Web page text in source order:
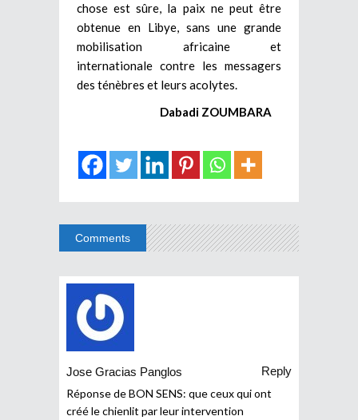
chose est sûre, la paix ne peut être
obtenue en Libye, sans une grande
mobilisation africaine et
internationale contre les messagers
des ténèbres et leurs acolytes.
Dabadi ZOUMBARA
Comments
Jose Gracias Panglos
Reply
Réponse de BON SENS: que ceux qui ont
créé le chienlit par leur intervention